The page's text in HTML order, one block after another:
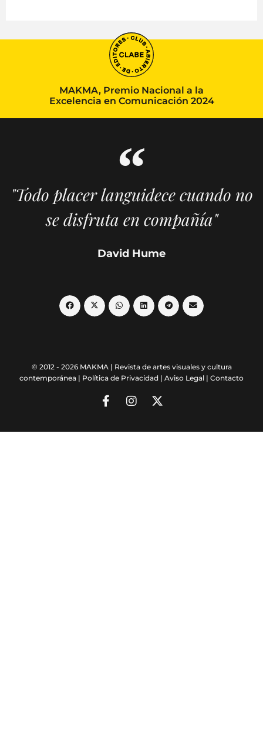
MAKMA, Premio Nacional a la
Excelencia en Comunicación 2024
"Todo placer languidece cuando no
se disfruta en compañía"
David Hume
© 2012 - 2026 MAKMA | Revista de artes visuales y cultura
contemporánea | Política de Privacidad | Aviso Legal | Contacto